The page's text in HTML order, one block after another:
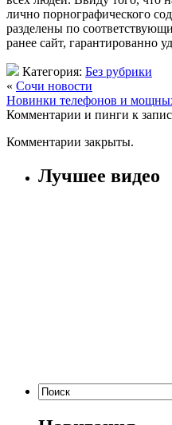
лично порнографического
разделены по
ранее сайт, гарантированно
Категория: Без рубрики
« Cочи новости
Новинки телефонов и
Комментарии и пинги к
Комментарии закрыты.
Лучшее видео